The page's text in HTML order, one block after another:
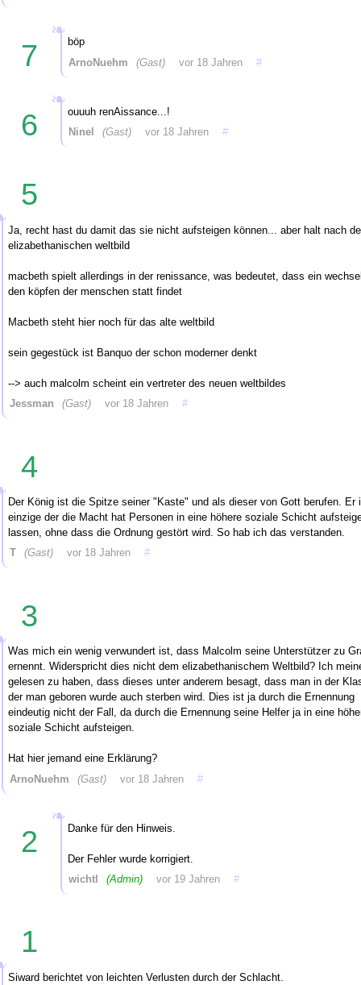
7
böp
ArnoNuehm
(Gast) vor 18 Jahren #
6
ouuuh renAissance...!
Ninel
(Gast) vor 18 Jahren #
5
Ja, recht hast du damit das sie nicht aufsteigen können... aber halt nach
elizabethanischen weltbild
macbeth spielt allerdings in der renissance, was bedeutet, dass ein
den köpfen der menschen statt findet
Macbeth steht hier noch für das alte weltbild
sein gegestück ist Banquo der schon moderner denkt
--> auch malcolm scheint ein vertreter des neuen weltbildes
Jessman
(Gast) vor 18 Jahren #
4
Der König ist die Spitze seiner "Kaste" und als dieser von Gott berufen. Er
einzige der die Macht hat Personen in eine höhere soziale Schicht
lassen, ohne dass die Ordnung gestört wird. So hab ich das verstanden.
T
(Gast) vor 18 Jahren #
3
Was mich ein wenig verwundert ist, dass Malcolm seine Unterstützer zu
ernennt. Widerspricht dies nicht dem elizabethanischem Weltbild? Ich
gelesen zu haben, dass dieses unter anderem besagt, dass man in der
der man geboren wurde auch sterben wird. Dies ist ja durch die Ernennung
eindeutig nicht der Fall, da durch die Ernennung seine Helfer ja in eine
soziale Schicht aufsteigen.
Hat hier jemand eine Erklärung?
ArnoNuehm
(Gast) vor 18 Jahren #
2 Danke für den Hinweis.
Der Fehler wurde korrigiert.
wichtl
(Admin) vor 19 Jahren #
1
Siward berichtet von leichten Verlusten durch der Schlacht.